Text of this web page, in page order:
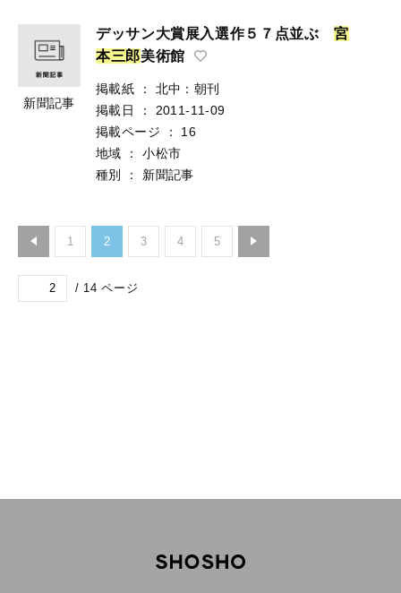
新聞記事
デッサン大賞展入選作５７点並ぶ宮
本三郎美術館
掲載紙 ：
北中：朝刊
掲載日
：
2011-11-09
掲載ページ
：
16
地域
：
小松市
種別
： 新聞記事
1 2 3 4 5
/ 14 ページ